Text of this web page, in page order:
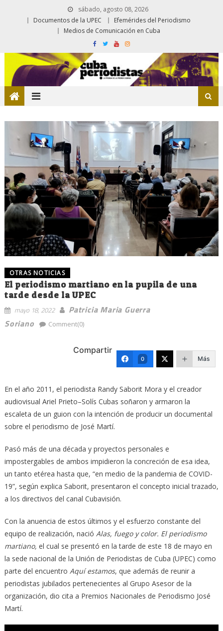
sábado, agosto 08, 2026
Documentos de la UPEC
Efemérides del Periodismo
Medios de Comunicación en Cuba
OTRAS NOTICIAS
El periodismo martiano en la pupila de una
tarde desde la UPEC
mayo 18, 2022
Patricia Maria Guerra
Soriano
Comment(0)
Compartir
0 Más
En el año 2011, el periodista Randy Saborit Mora y el creador
audiovisual Ariel Prieto–Solís Cubas soñaron y armaron la
escaleta de un guion con la intención de producir un documental
sobre el periodismo de José Martí.
Pasó más de una década y proyectos personales e
impostergables de ambos impidieron la concreción de esa idea,
un tanto etérea hasta que, “en medio de la pandemia de COVID-
19”, según explica Saborit, presentaron el concepto inicial trazado,
a los directivos del canal Cubavisión.
Con la anuencia de estos últimos y el esfuerzo constante del
equipo de realización, nació Alas, fuego y color. El periodismo
martiano, el cual se presentó en la tarde de este 18 de mayo en
la sede nacional de la Unión de Periodistas de Cuba (UPEC) como
parte del encuentro Aquí estamos, que además de reunir a
periodistas jubilados pertenecientes al Grupo Asesor de la
organización, dio cita a Premios Nacionales de Periodismo José
Martí.